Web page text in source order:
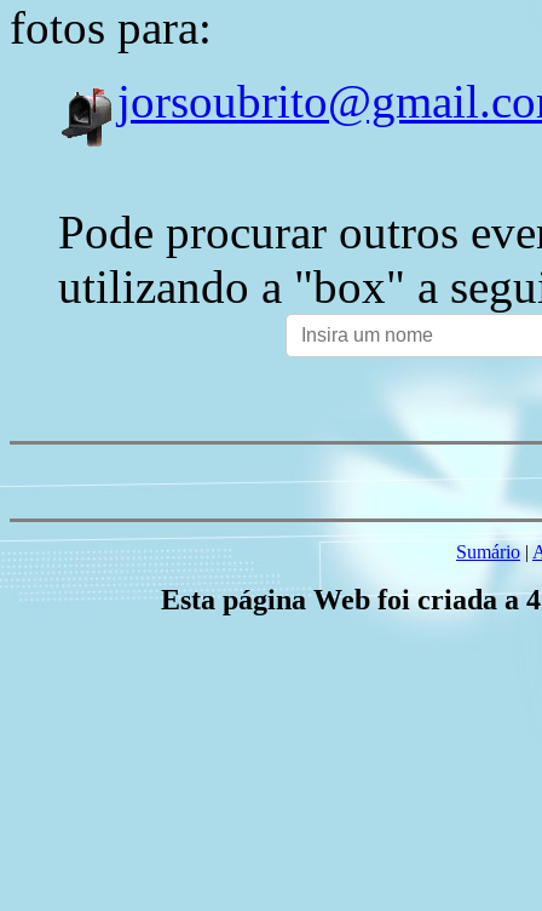
fotos para:
Pode procurar outros
utilizando a "box" a
Sumário |
Esta página Web foi criada a